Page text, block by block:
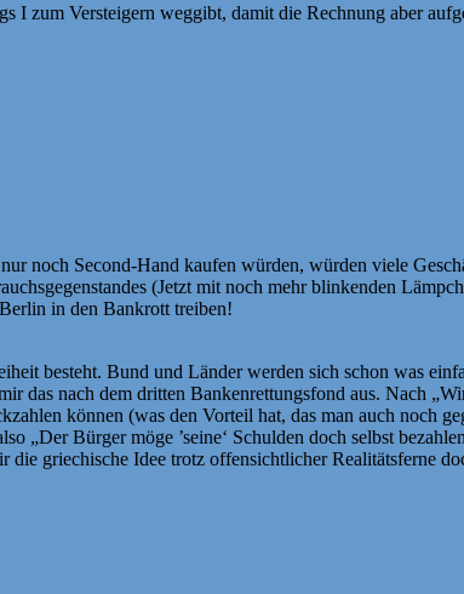
zum Versteigern weggibt, damit die Rechnung aber
noch Second-Hand kaufen würden, würden viele
(Jetzt mit noch mehr blinkenden
in den Bankrott treiben!
besteht. Bund und Länder werden sich schon was
das nach dem dritten Bankenrettungsfond aus. Nach
können (was den Vorteil hat, das man auch noch
Bürger möge ’seine‘ Schulden doch selbst
griechische Idee trotz offensichtlicher Realitätsferne